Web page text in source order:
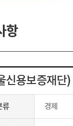
항
신용보증재단
류 경제